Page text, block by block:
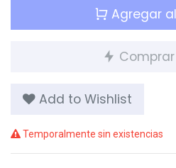
Agregar
Add to Wishlist
Temporalmente sin existencias